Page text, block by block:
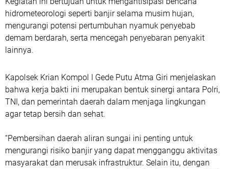
hidrometeorologi seperti banjir selama musim hujan,
mengurangi potensi pertumbuhan nyamuk penyebab
demam berdarah, serta mencegah penyebaran penyakit
lainnya.
Kapolsek Krian Kompol I Gede Putu Atma Giri menjelaskan
bahwa kerja bakti ini merupakan bentuk sinergi antara Polri,
TNI, dan pemerintah daerah dalam menjaga lingkungan
agar tetap bersih dan sehat.
“Pembersihan daerah aliran sungai ini penting untuk
mengurangi risiko banjir yang dapat mengganggu aktivitas
masyarakat dan merusak infrastruktur. Selain itu, dengan